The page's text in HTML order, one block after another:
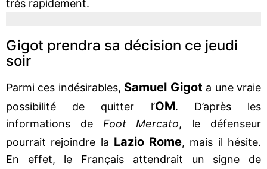
très rapidement.
Gigot prendra sa décision ce jeudi
soir
Parmi ces indésirables, Samuel Gigot a une vraie
possibilité de quitter l’OM. D’après les
informations de Foot Mercato, le défenseur
pourrait rejoindre la Lazio Rome, mais il hésite.
En effet, le Français attendrait un signe de